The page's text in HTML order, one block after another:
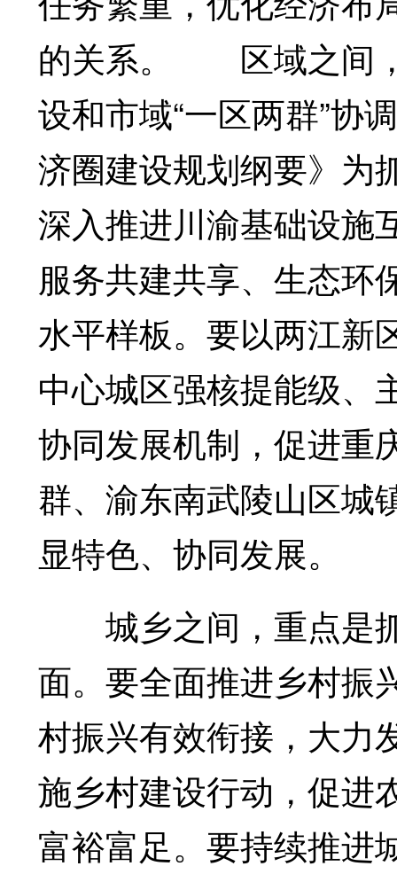
的关系。 区域之间，
设和市域“一区两群”协
济圈建设规划纲要》为
深入推进川渝基础设施
服务共建共享、生态环
水平样板。要以两江新
中心城区强核提能级、
协同发展机制，促进重
群、渝东南武陵山区城
显特色、协同发展。
城乡之间，重点是
面。要全面推进乡村振
村振兴有效衔接，大力
施乡村建设行动，促进
富裕富足。要持续推进